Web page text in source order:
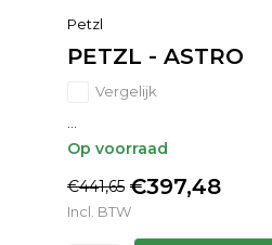
Petzl
PETZL - ASTRO
Vergelijk
...
Op voorraad
€441,65 €397,48
Incl. BTW